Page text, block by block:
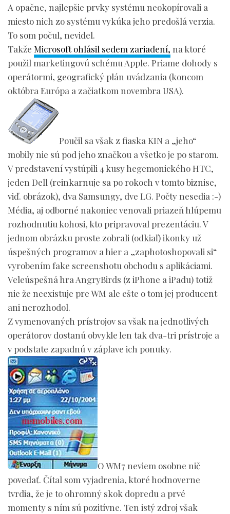
A opačne, najlepšie prvky systému neokopírovali a
miesto nich zo systému vykúka jeho predošlá verzia.
To som počul, nevidel.
Takže Microsoft ohlásil sedem zariadení, na ktoré
použil marketingovú schému Apple. Priame dohody s
operátormi, geografický plán uvádzania (koncom
októbra Európa a začiatkom novembra USA).
Poučil sa však z fiaska KIN a „jeho“
mobily nie sú pod jeho značkou a všetko je po starom.
V predstavení vystúpili 4 kusy hegemonického HTC,
jeden Dell (reinkarnuje sa po rokoch v tomto biznise,
viď. obrázok), dva Samsungy, dve LG. Počty nesedia :-)
Média, aj odborné nakoniec venovali priazeň hlúpemu
rozhodnutiu kohosi, kto pripravoval prezentáciu. V
jednom obrázku proste zobrali (odkiaľ) ikonky už
úspešných programov a hier a „zaphotoshopovali si“
vyrobením fake screenshotu obchodu s aplikáciami.
Veleúspešná hra AngryBirds (z iPhone a iPadu) totiž
nie že neexistuje pre WM ale ešte o tom jej producent
ani nerozhodol.
Z vymenovaných prístrojov sa však na jednotlivých
operátorov dostanú obvykle len tak dva-tri prístroje a
v podstate zapadnú v záplave ich ponuky.
O WM7 neviem osobne nič
povedať. Čítal som vyjadrenia, ktoré hodnoverne
tvrdia, že je to ohromný skok dopredu a prvé
momenty s ním sú pozitívne. Ten istý zdroj však